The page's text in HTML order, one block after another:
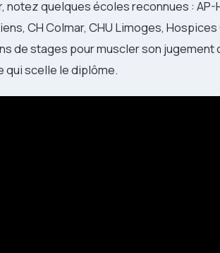
notez quelques écoles reconnues : AP-
CH Colmar, CHU Limoges,
de stages pour muscler son jugement
qui scelle le diplôme.